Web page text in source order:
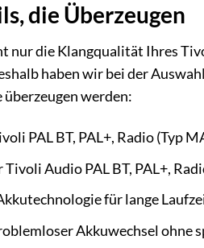
die Überzeugen
nur die Klangqualität Ihres
haben wir bei der
werden:
PAL BT, PAL+, Radio (Typ
Tivoli Audio PAL BT, PAL+,
für lange
Akkuwechsel ohne